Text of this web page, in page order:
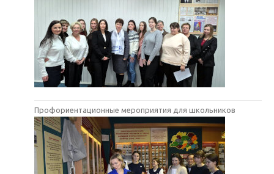
Профориентационные мероприятия для школьников